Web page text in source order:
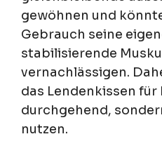
gewöhnen und
Gebrauch seine
stabilisierende
vernachlässigen.
das Lendenkissen
durchgehend,
nutzen.